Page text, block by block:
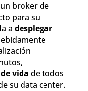
broker de
para su
a desplegar
vida de todos
su data center.